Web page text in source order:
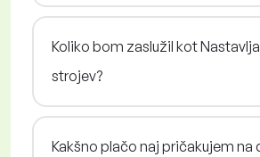
Koliko bom zaslužil kot
strojev?
Kakšno plačo naj pričakujem na